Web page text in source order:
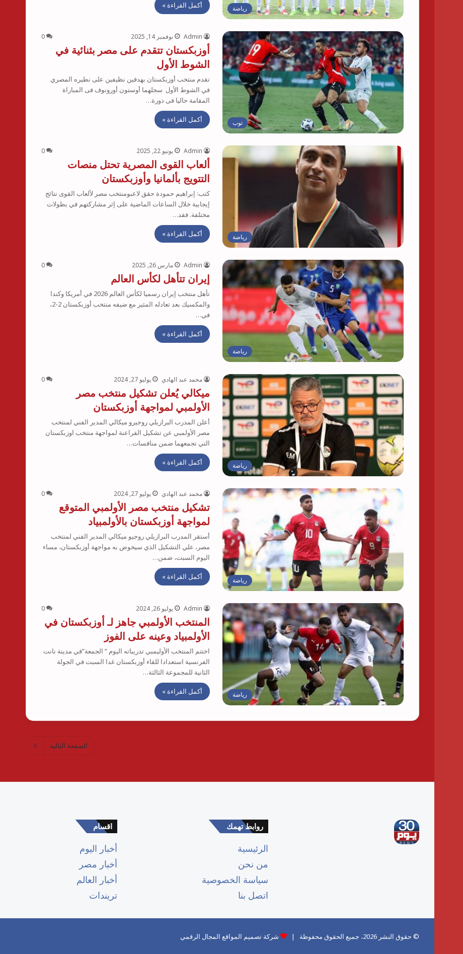
رياضة أكمل القراءة »
توب
Admin نوفمبر 14, 2025 0
أوزبكستان تتقدم على مصر بثنائية في
الشوط الأول
تقدم منتخب أوزبكستان بهدفين نظيفين على نطيره المصري
في الشوط الأول سجلهما أوستون أورونوف فى المباراة
المقامة حاليا فى دورة…
أكمل القراءة »
رياضة
Admin يونيو 22, 2025 0
ألعاب القوى المصرية تحتل منصات
التتويج بألمانيا وأوزبكستان
كتب: إبراهيم حمودة حقق لاعبومنتخب مصر لألعاب القوى نتائج
إيجابية خلال الساعات الماضية على إثر مشاركتهم في بطولات
مختلفة. فقد…
أكمل القراءة »
رياضة
Admin مارس 26, 2025 0
إيران تتأهل لكأس العالم
تأهل منتخب إيران رسميا لكأس العالم 2026 في أمريكا وكندا
والمكسيك بعد تعادله المثير مع ضيفه منتخب أوزبكستان 2-2،
في…
أكمل القراءة »
رياضة
محمد عبد الهادي يوليو 27, 2024 0
ميكالي يُعلن تشكيل منتخب مصر
الأولمبي لمواجهة أوزبكستان
أعلن المدرب البرازيلي روجيرو ميكالي المدير الفني لمنتخب
مصر الأولمبي عن تشكيل الفراعنة لمواجهة منتخب اوزبكستان
التي تجمعهما ضمن منافسات…
أكمل القراءة »
رياضة
محمد عبد الهادي يوليو 27, 2024 0
تشكيل منتخب مصر الأولمبي المتوقع
لمواجهة أوزبكستان بالأولمبياد
أستقر المدرب البرازيلي روجيو ميكالي المدير الفني لمنتخب
مصر، علي التشكيل الذي سيخوض به مواجهة أوزبكستان، مساء
اليوم السبت، ضمن…
أكمل القراءة »
رياضة
Admin يوليو 26, 2024 0
المنتخب الأولمبي جاهز لـ أوزبكستان في
الأولمبياد وعينه على الفوز
اختتم المنتخب الأوليمبي تدريباته اليوم ” الجمعة”في مدينة نانت
الفرنسية استعدادا للقاء أوزبكستان غدا السبت في الجولة
الثانية للمجموعة الثالثة…
أكمل القراءة »
الصفحة التالية
روابط تهمك
الرئيسية
من نحن
سياسة الخصوصية
اتصل بنا
اقسام
أخبار اليوم
أخبار مصر
أخبار العالم
تريندات
© حقوق النشر 2026، جميع الحقوق محفوظة | شركة تصميم المواقع المجال الرقمي